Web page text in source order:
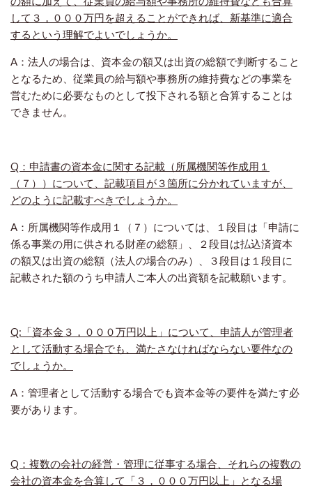
して３，０００万円を超えることができれば、新基準に適合
するという理解でよいでしょうか。
A：法人の場合は、資本金の額又は出資の総額で判断すること
となるため、従業員の給与額や事務所の維持費などの事業を
営むために必要なものとして投下される額と合算することは
できません。
Q：申請書の資本金に関する記載（所属機関等作成用１
（７））について、記載項目が３箇所に分かれていますが、
どのように記載すべきでしょうか。
A：所属機関等作成用１（７）については、１段目は「申請に
係る事業の用に供される財産の総額」、２段目は払込済資本
の額又は出資の総額（法人の場合のみ）、３段目は１段目に
記載された額のうち申請人ご本人の出資額を記載願います。
Q:「資本金３，０００万円以上」について、申請人が管理者
として活動する場合でも、満たさなければならない要件なの
でしょうか。
A：管理者として活動する場合でも資本金等の要件を満たす必
要があります。
Q：複数の会社の経営・管理に従事する場合、それらの複数の
会社の資本金を合算して「３，０００万円以上」となる場